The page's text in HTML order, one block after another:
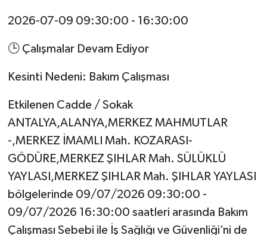
2026-07-09 09:30:00 - 16:30:00
🕒 Çalışmalar Devam Ediyor
Kesinti Nedeni: Bakım Çalışması
Etkilenen Cadde / Sokak
ANTALYA,ALANYA,MERKEZ MAHMUTLAR
-,MERKEZ İMAMLI Mah. KOZARASI-
GÖDÜRE,MERKEZ ŞIHLAR Mah. SÜLÜKLÜ
YAYLASI,MERKEZ ŞIHLAR Mah. ŞIHLAR YAYLASI
bölgelerinde 09/07/2026 09:30:00 -
09/07/2026 16:30:00 saatleri arasında Bakım
Çalışması Sebebi ile İş Sağlığı ve Güvenliği’ni de